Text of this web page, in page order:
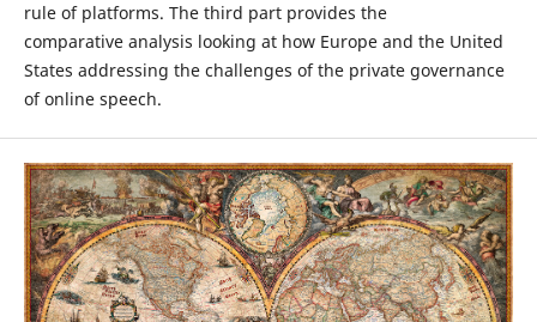
rule of platforms. The third part provides the
comparative analysis looking at how Europe and the United
States addressing the challenges of the private governance
of online speech.